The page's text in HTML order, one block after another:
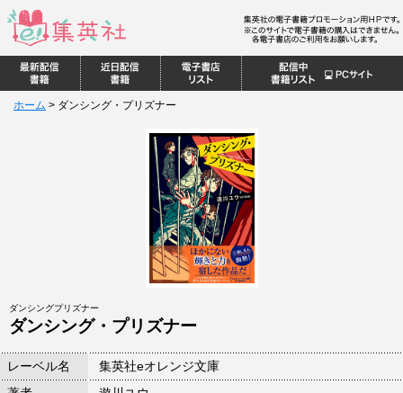
ホーム > ダンシング・プリズナー
ダンシングプリズナー
ダンシング・プリズナー
レーベル名
集英社eオレンジ文庫